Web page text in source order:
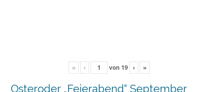
« ‹ von 19 › »
Osteroder „Feierabend“ September